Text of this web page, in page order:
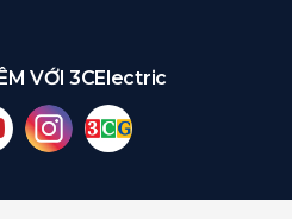
VỚI 3CElectric